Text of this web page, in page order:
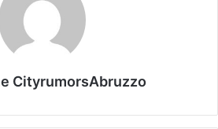
CityrumorsAbruzzo